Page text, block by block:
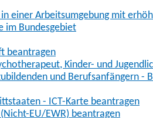
einer Arbeitsumgebung mit
im Bundesgebiet
beantragen
Kinder- und
und Berufsanfängern -
- ICT-Karte beantragen
EU/EWR) beantragen